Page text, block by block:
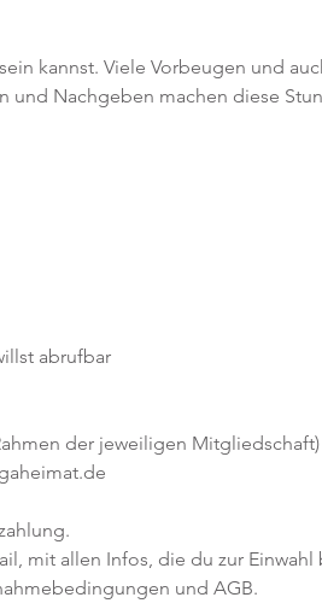
kannst. Viele Vorbeugen und
und Nachgeben machen diese
abrufbar
der jeweiligen
mit allen Infos, die du zur Einwahl
und AGB.